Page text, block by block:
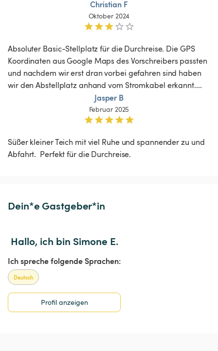
Christian F
Oktober 2024
Absoluter Basic-Stellplatz für die Durchreise. Die GPS
Koordinaten aus Google Maps des Vorschreibers passten
und nachdem wir erst dran vorbei gefahren sind haben
wir den Abstellplatz anhand vom Stromkabel erkannt....
Jasper B
Februar 2025
Süßer kleiner Teich mit viel Ruhe und spannender zu und
Abfahrt.  Perfekt für die Durchreise.
Dein*e Gastgeber*in
Hallo, ich bin Simone E.
Ich spreche folgende Sprachen:
Deutsch
Profil anzeigen